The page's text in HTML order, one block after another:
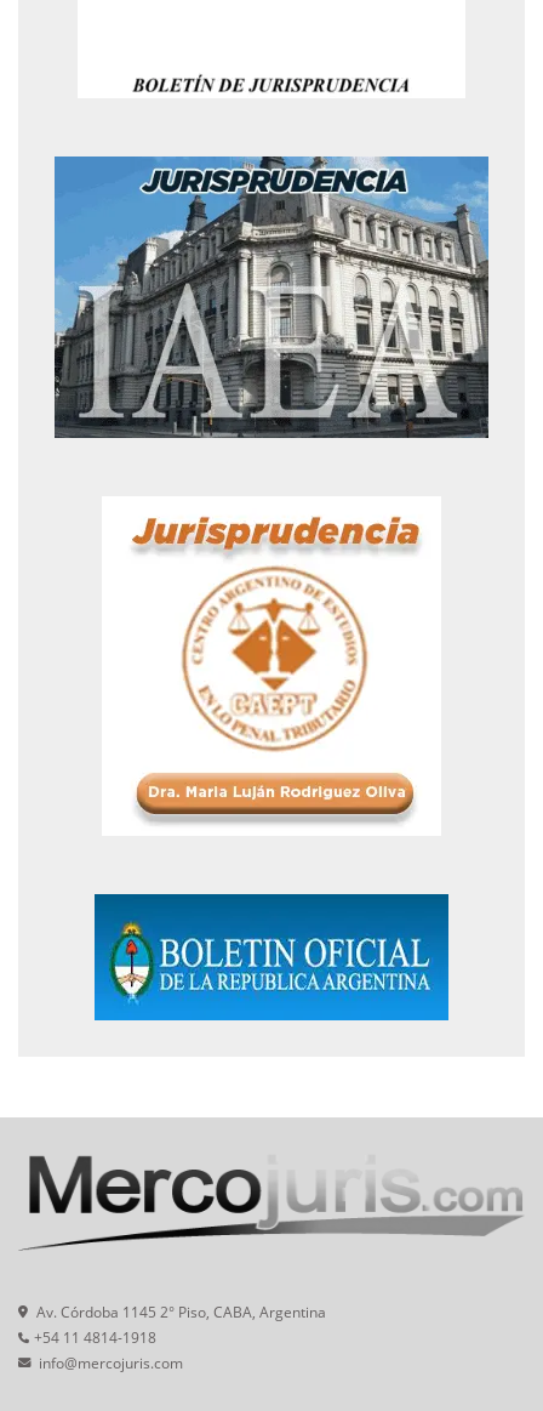
Av. Córdoba 1145 2° Piso, CABA, Argentina
+54 11 4814-1918
info@mercojuris.com